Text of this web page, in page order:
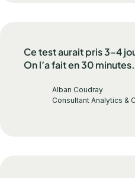
Ce test aurait pris 3–4
On l’a fait en 30 minutes.
Alban Coudray
Consultant Analytics &